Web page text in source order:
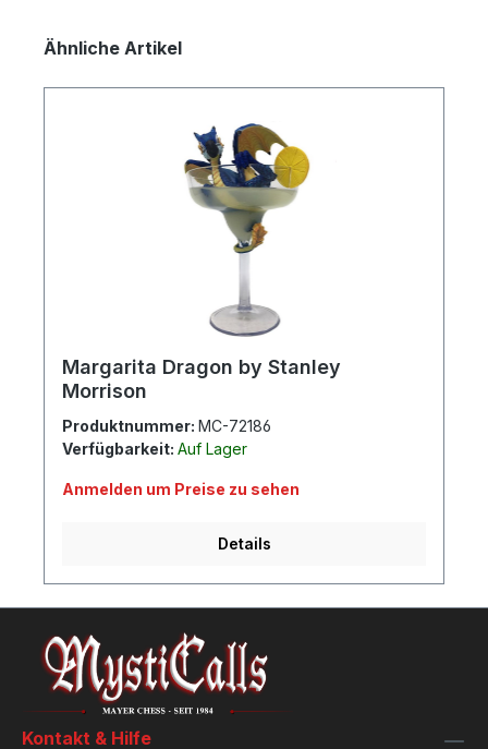
Produktgalerie überspringen
Ähnliche Artikel
Margarita Dragon by Stanley
Morrison
Produktnummer: MC-72186
Verfügbarkeit: Auf Lager
Anmelden um Preise zu sehen
Details
Kontakt & Hilfe